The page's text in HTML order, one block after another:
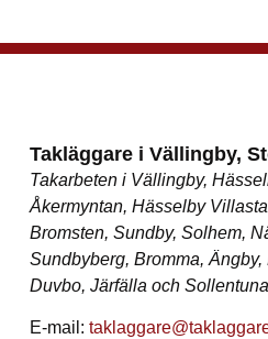
Takläggare i Vällingby,
Takarbeten i Vällingby,
Åkermyntan, Hässelby
Bromsten, Sundby, Solhem,
Sundbyberg, Bromma,
Duvbo, Järfälla och
E-mail: